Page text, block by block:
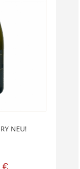
NEU!
€